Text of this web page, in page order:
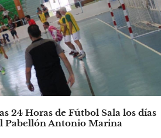
24 Horas de Fútbol Sala los días
Pabellón Antonio Marina